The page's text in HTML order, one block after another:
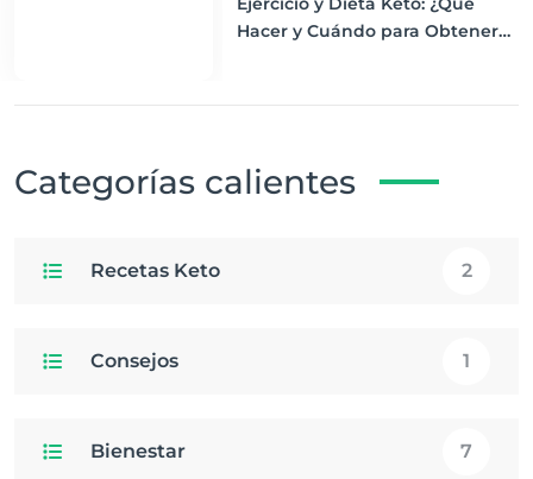
Hacer y Cuándo para Obtener
Categorías calientes
Recetas Keto 2
Consejos 1
Bienestar 7